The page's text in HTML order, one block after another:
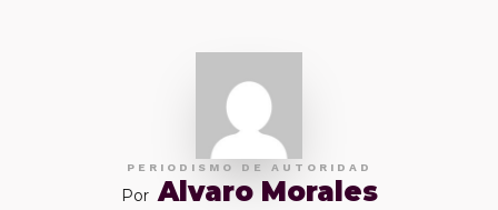
PERIODISMO DE AUTORIDAD
Por Alvaro Morales